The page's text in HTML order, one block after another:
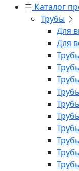
Каталог
Трубы
Для
Для